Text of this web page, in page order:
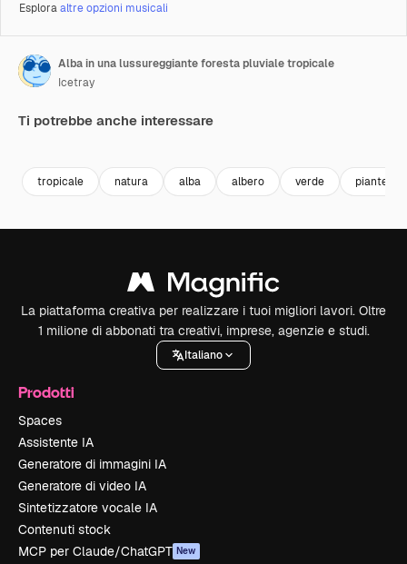
Esploraaltre opzioni musicali
Alba in una lussureggiante foresta pluviale tropicale
Icetray
Ti potrebbe anche interessare
tropicale natura alba albero verde piante
La piattaforma creativa per realizzare i tuoi migliori lavori. Oltre
1 milione di abbonati tra creativi, imprese, agenzie e studi.
Italiano
Prodotti
Spaces
Assistente IA
Generatore di immagini IA
Generatore di video IA
Sintetizzatore vocale IA
Contenuti stock
MCP per Claude/ChatGPT New